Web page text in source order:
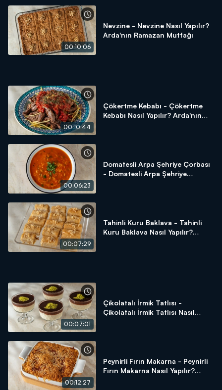
00:10:06
Nevzine - Nevzine Nasıl Yapılır?
Arda'nın Ramazan Mutfağı
00:10:44
Çökertme Kebabı - Çökertme
Kebabı Nasıl Yapılır? Arda'nın
00:06:23
Domatesli Arpa Şehriye Çorbası
- Domatesli Arpa Şehriye
00:07:29
Tahinli Kuru Baklava - Tahinli
Kuru Baklava Nasıl Yapılır?
00:07:01
Çikolatalı İrmik Tatlısı -
Çikolatalı İrmik Tatlısı Nasıl
00:12:27
Peynirli Fırın Makarna - Peynirli
Fırın Makarna Nasıl Yapılır?